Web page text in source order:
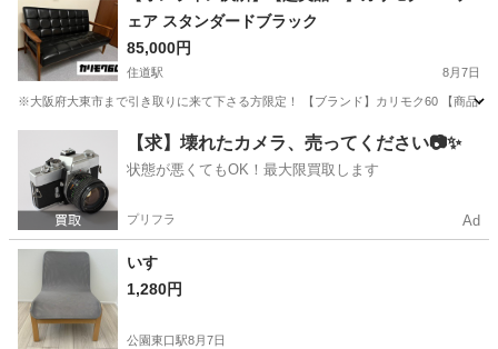
ェア スタンダードブラック
85,000円
住道駅 8月7日
※大阪府大東市まで引き取りに来て下さる方限定！ 【ブランド】カリモク60 【商品
住道駅 ソファ
【求】壊れたカメラ、売ってください📷✨
状態が悪くてもOK！最大限買取します
プリフラ Ad
いす
1,280円
公園東口駅8月7日